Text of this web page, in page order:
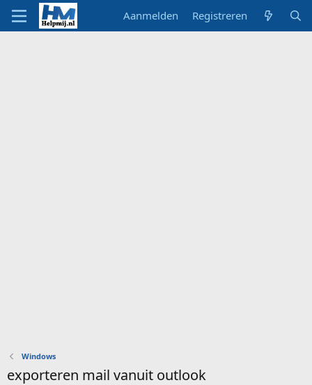
Aanmelden Registreren
Windows
exporteren mail vanuit outlook